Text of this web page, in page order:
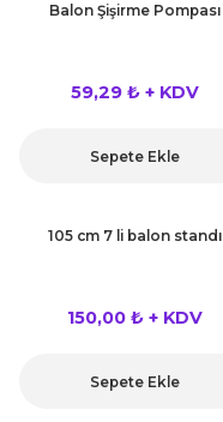
Balon Şişirme Pompası
59,29 ₺ + KDV
Sepete Ekle
105 cm 7 li balon standı
150,00 ₺ + KDV
Sepete Ekle